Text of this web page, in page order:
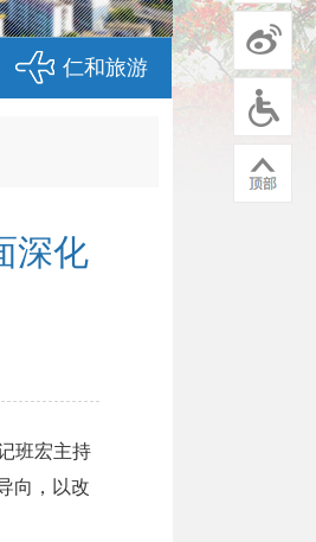
仁和旅游
深化
班宏主持
向，以改